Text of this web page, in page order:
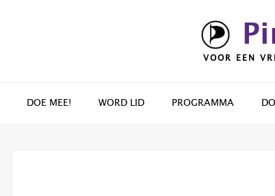
VOOR EEN
DOE MEE! WORD LID PROGRAMMA